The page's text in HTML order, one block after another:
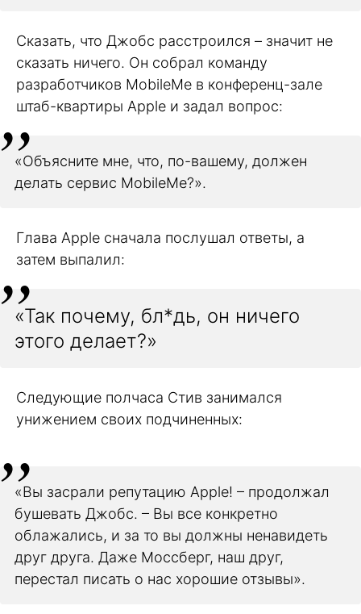
Сказать, что Джобс расстроился – значит не
сказать ничего. Он собрал команду
разработчиков MobileMe в конференц-зале
штаб-квартиры Apple и задал вопрос:
«Объясните мне, что, по-вашему, должен
делать сервис MobileMe?».
Глава Apple сначала послушал ответы, а
затем выпалил:
«Так почему, бл*дь, он ничего
этого делает?»
Следующие полчаса Стив занимался
унижением своих подчиненных:
«Вы засрали репутацию Apple! – продолжал
бушевать Джобс. – Вы все конкретно
облажались, и за то вы должны ненавидеть
друг друга. Даже Моссберг, наш друг,
перестал писать о нас хорошие отзывы».